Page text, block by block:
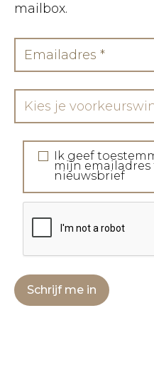
mailbox.
Kies je
Ik geef
mijn
nieuwsbrief
Schrijf me in